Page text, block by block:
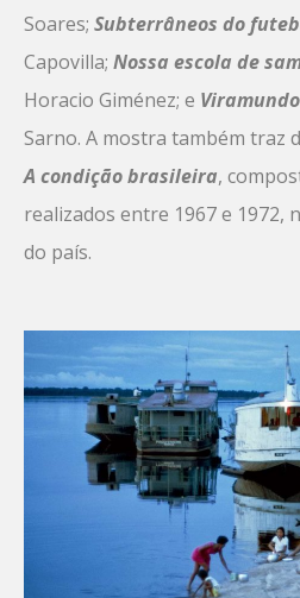
Soares; Subterrâneos do
Capovilla; Nossa escola de
Horacio Giménez; e Viramundo
Sarno. A mostra também traz
A condição brasileira,
realizados entre 1967 e
do país.